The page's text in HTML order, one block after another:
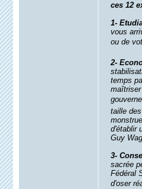
ces 12
1-
vous
ou de
2-
temps
taille
d'établir
Guy
3-
sacrée
Fédéral
d'oser